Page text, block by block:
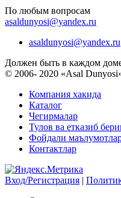
По любым вопросам
asaldunyosi@yandex.ru
asaldunyosi@yandex.ru
Должен быть в каждом
© 2006- 2020 «Asal
Компания хакида
Каталог
Чегирмалар
Тулов ва етказиб
Фойдали
Контактлар
Вход/Регистрация |